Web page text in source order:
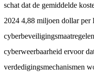
schat dat de gemiddelde
2024 4,88 miljoen dollar per
cyberweerbaarheid ervoor
verdedigingsmechanismen